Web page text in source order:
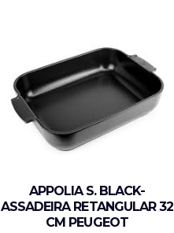
APPOLIA S. BLACK-
ASSADEIRA RETANGULAR 32
CM PEUGEOT